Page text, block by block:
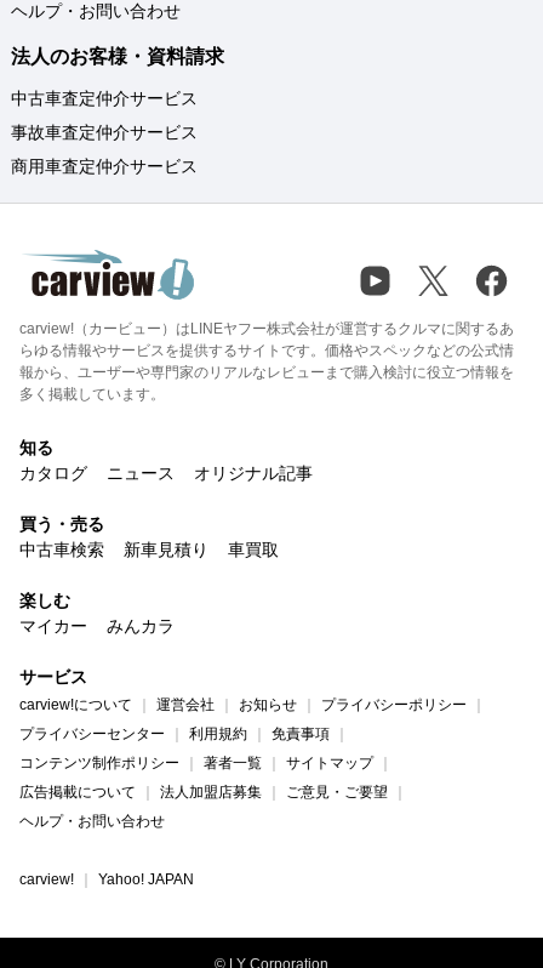
ヘルプ・お問い合わせ
法人のお客様・資料請求
中古車査定仲介サービス
事故車査定仲介サービス
商用車査定仲介サービス
carview!（カービュー）はLINEヤフー株式会社が運営するクルマに関するあ
らゆる情報やサービスを提供するサイトです。価格やスペックなどの公式情
報から、ユーザーや専門家のリアルなレビューまで購入検討に役立つ情報を
多く掲載しています。
知る
カタログ
ニュース オリジナル記事
買う・売る
中古車検索
新車見積り 車買取
楽しむ
マイカー
みんカラ
サービス
carview!について 運営会社 お知らせ
プライバシーポリシー
プライバシーセンター
利用規約
免責事項
コンテンツ制作ポリシー
著者一覧
サイトマップ
広告掲載について
法人加盟店募集
ご意見・ご要望
ヘルプ・お問い合わせ
carview! Yahoo! JAPAN